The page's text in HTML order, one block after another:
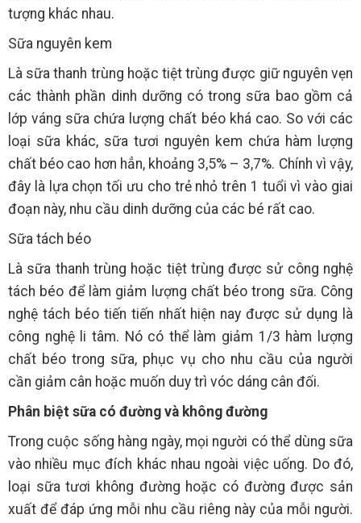
tượng khác nhau.
Sữa nguyên kem
Là sữa thanh trùng hoặc tiệt trùng được giữ nguyên vẹn
các thành phần dinh dưỡng có trong sữa bao gồm cả
lớp váng sữa chứa lượng chất béo khá cao. So với các
loại sữa khác, sữa tươi nguyên kem chứa hàm lượng
chất béo cao hơn hẳn, khoảng 3,5% – 3,7%. Chính vì vậy,
đây là lựa chọn tối ưu cho trẻ nhỏ trên 1 tuổi vì vào giai
đoạn này, nhu cầu dinh dưỡng của các bé rất cao.
Sữa tách béo
Là sữa thanh trùng hoặc tiệt trùng được sử công nghệ
tách béo để làm giảm lượng chất béo trong sữa. Công
nghệ tách béo tiến tiến nhất hiện nay được sử dụng là
công nghệ li tâm. Nó có thể làm giảm 1/3 hàm lượng
chất béo trong sữa, phục vụ cho nhu cầu của người
cần giảm cân hoặc muốn duy trì vóc dáng cân đối.
Phân biệt sữa có đường và không đường
Trong cuộc sống hàng ngày, mọi người có thể dùng sữa
vào nhiều mục đích khác nhau ngoài việc uống. Do đó,
loại sữa tươi không đường hoặc có đường được sản
xuất để đáp ứng mỗi nhu cầu riêng này của mỗi người.